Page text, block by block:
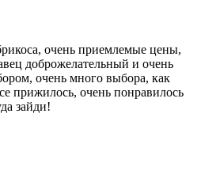
очень приемлемые цены,
доброжелательный и очень
очень много выбора, как
прижилось, очень понравилось
зайди!